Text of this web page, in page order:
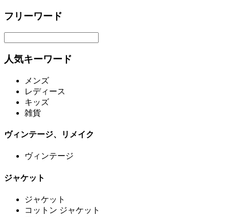
フリーワード
人気キーワード
メンズ
レディース
キッズ
雑貨
ヴィンテージ、リメイク
ヴィンテージ
ジャケット
ジャケット
コットン ジャケット